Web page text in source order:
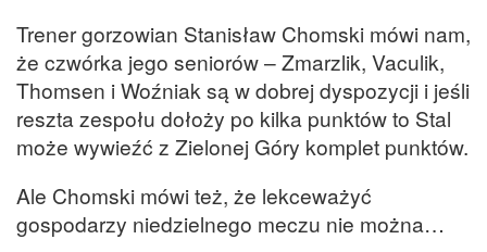
Trener gorzowian Stanisław Chomski mówi nam,
że czwórka jego seniorów – Zmarzlik, Vaculik,
Thomsen i Woźniak są w dobrej dyspozycji i jeśli
reszta zespołu dołoży po kilka punktów to Stal
może wywieźć z Zielonej Góry komplet punktów.
Ale Chomski mówi też, że lekceważyć
gospodarzy niedzielnego meczu nie można…